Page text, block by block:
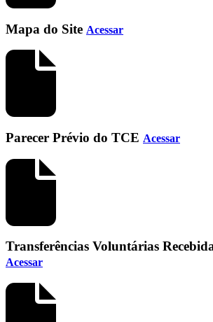
Mapa do Site Acessar
Parecer Prévio do TCE Acessar
Transferências Voluntárias
Acessar